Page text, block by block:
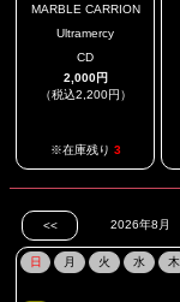
MARBLE CARRION
Ultramercy
CD
2,000円
（税込2,200円）
※在庫残り 3